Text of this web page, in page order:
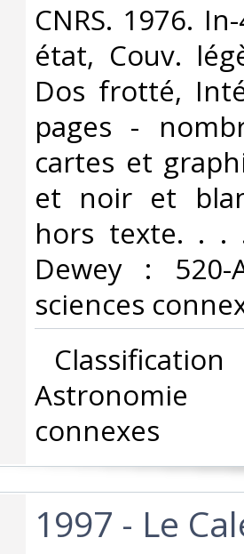
‎CNRS. 1976.
état, Couv.
Dos frotté,
pages -
cartes et
et noir et
hors texte. . .
Dewey : 520-
sciences
Astronomie
connexes‎
‎1997 - Le